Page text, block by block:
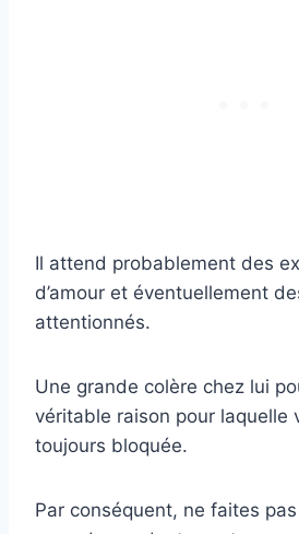
Il attend probablement des
d’amour et éventuellement
attentionnés.
Une grande colère chez lui
véritable raison pour laquelle
toujours bloquée.
Par conséquent, ne faites pas